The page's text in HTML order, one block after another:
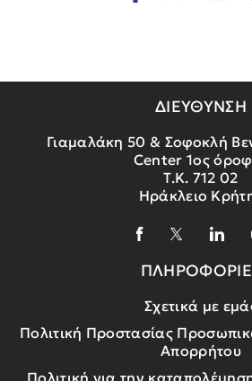
ΔΙΕΥΘΥΝΣΗ
Γιαμαλάκη 50 & Σοφοκλή
Center 1ος
Τ.Κ. 712 02
Ηράκλειο
Σχετικά με
Πολιτική Προστασίας
Απορρήτου
Πολιτική για την